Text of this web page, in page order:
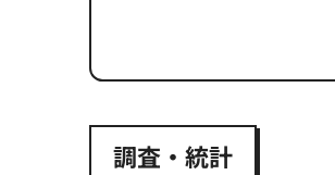
調査・統計